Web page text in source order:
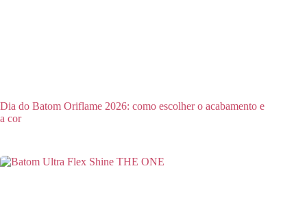
Dia do Batom Oriflame 2026: como escolher o acabamento e
a cor